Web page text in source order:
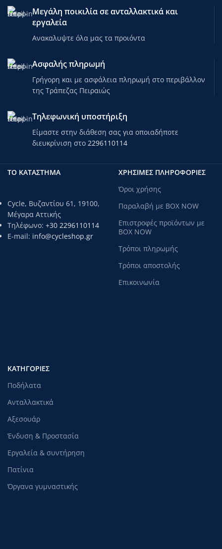
Μεγάλη ποικιλία σε ανταλλακτικά και
εργαλεία
Ανακαλυψτε όλα μας τα προιόντα
Ασφαλής πληρωμή
Γρήγορη και με ασφάλεια πληρωμή στο περιβάλλον
της Τράπεζας Πειραιώς
Τηλεφωνική υποστήριξη
Είμαστε στην διάθεση σας για οποιαδήποτε
διευκρίνιση στο 2296110114
ΤΟ ΚΑΤΑΣΤΗΜΑ
Cycle, Βυζαντίου 61, 19100,
Μέγαρα Αττικής
Τηλέφωνο: +30 2296110114
E-mail: info@cycleshop.gr
ΧΡΗΣΙΜΕΣ ΠΛΗΡΟΦΟΡΙΕΣ
Όροι χρήσης
Παραλαβή με BOX NOW
Επιστροφές προϊόντων με
BOX NOW
Τρόποι πληρωμής
Τρόποι αποστολής
Επικοινωνία
ΚΑΤΗΓΟΡΊΕΣ
Ποδήλατα
Ανταλλακτικά
Αξεσουάρ
Ένδυση & Προστασία
Εργαλεία & συντήρηση
Πατίνια
Όργανα γυμναστικής